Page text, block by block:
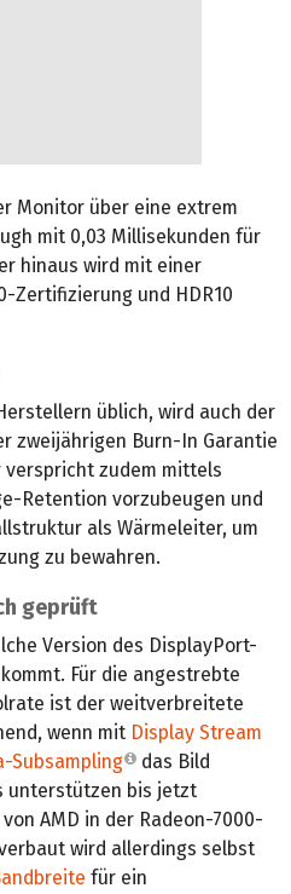
Monitor über eine extrem
mit 0,03 Millisekunden für
hinaus wird mit einer
Zertifizierung und HDR10
üblich, wird auch der
zweijährigen Burn-In Garantie
zudem mittels
Retention vorzubeugen und
als Wärmeleiter, um
zu bewahren.
geprüft
Version des DisplayPort-
Für die angestrebte
ist der weitverbreitete
wenn mit Display Stream
Subsampling
das Bild
unterstützen bis jetzt
AMD in der Radeon-7000-
wird allerdings selbst
für ein